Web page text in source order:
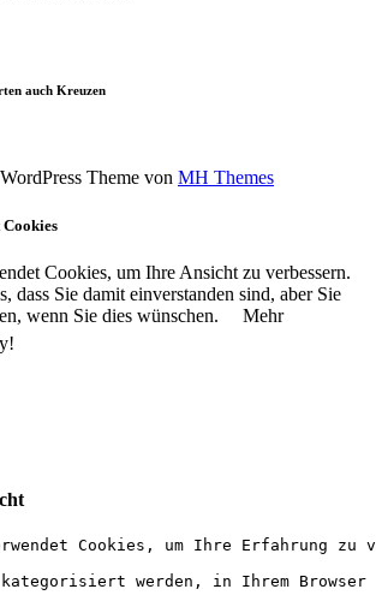
auch Kreuzen
Theme von MH Themes
Cookies
Cookies, um Ihre Ansicht zu verbessern.
dass Sie damit einverstanden sind, aber Sie
wenn Sie dies wünschen.
Mehr
Cookies, um Ihre Erfahrung
werden, in Ihrem